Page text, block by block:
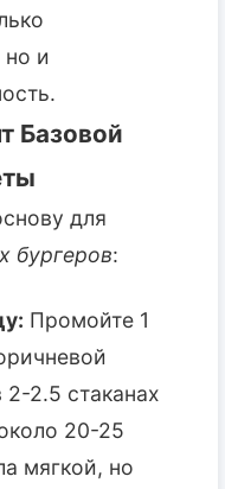
но и
Базовой
для
бургеров:
Промойте 1
2.5 стаканах
20-25
мягкой, но